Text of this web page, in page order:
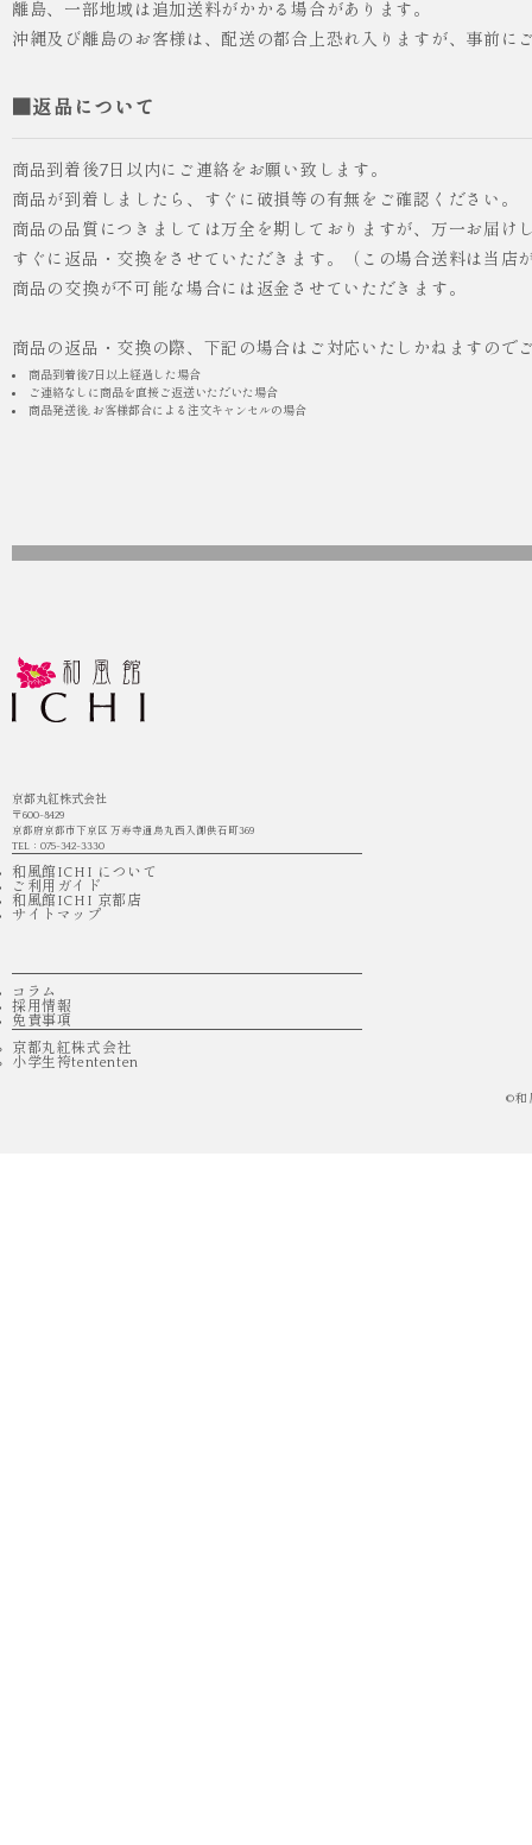
離島、一部地域は追加送料がかかる場合があります。
沖縄及び離島のお客様は、配送の都合上恐れ入りますが、事前に
■返品について
商品到着後7日以内にご連絡をお願い致します。
商品が到着しましたら、すぐに破損等の有無をご確認ください。
商品の品質につきましては万全を期しておりますが、万一お届
すぐに返品・交換をさせていただきます。（この場合送料は当店
商品の交換が不可能な場合には返金させていただきます。
商品の返品・交換の際、下記の場合はご対応いたしかねますので
商品到着後7日以上経過した場合
ご連絡なしに商品を直接ご返送いただいた場合
商品発送後, お客様都合による注文キャンセルの場合
京都丸紅株式会社
〒600-8429
京都府京都市下京区 万寿寺通烏丸西入御供石町369
TEL：075-342-3330
和風館ICHI について
ご利用ガイド
和風館ICHI 京都店
サイトマップ
コラム
採用情報
免責事項
京都丸紅株式会社
小学生袴tententen
©和